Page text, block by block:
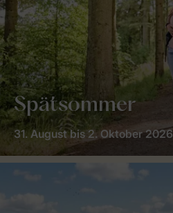
Spätsommer
31. August bis 2. Oktober 2026